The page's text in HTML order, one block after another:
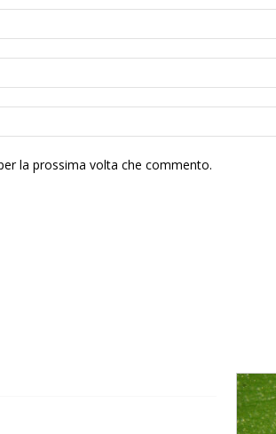
la prossima volta che commento.